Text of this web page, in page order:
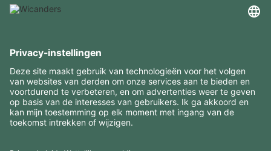
INTERESSANTE INFORMATIE
MIDDELEN
CONTACTEN